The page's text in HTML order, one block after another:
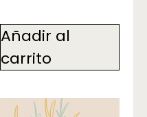
Añadir al
carrito